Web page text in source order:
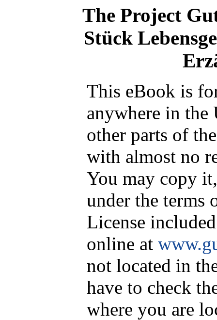
The Project
Stück
This eBook is
anywhere in the
other parts of
with almost no
You may copy
under the terms
License
online at
not located in
have to check
where you are